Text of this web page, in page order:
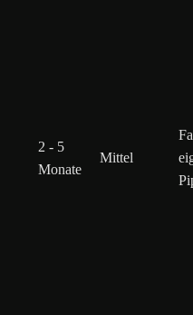
2 - 5
Monate
Mittel